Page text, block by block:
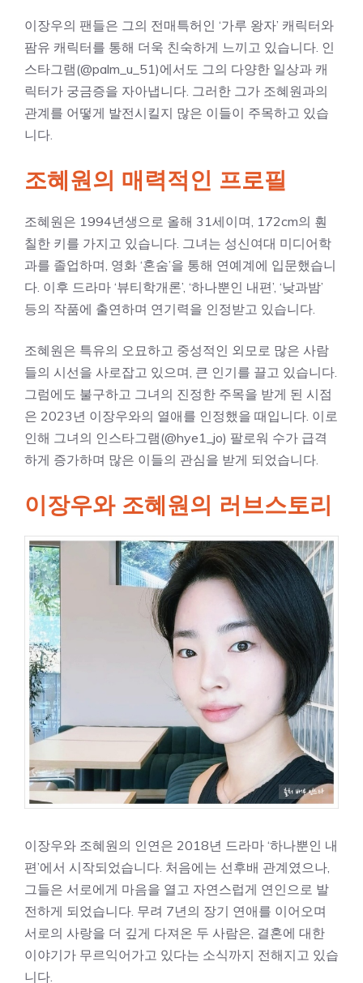
이장우의 팬들은 그의 전매특허인 ‘가루 왕자’ 캐릭터와
팜유 캐릭터를 통해 더욱 친숙하게 느끼고 있습니다. 인
스타그램(@palm_u_51)에서도 그의 다양한 일상과 캐
릭터가 궁금증을 자아냅니다. 그러한 그가 조혜원과의
관계를 어떻게 발전시킬지 많은 이들이 주목하고 있습
니다.
조혜원의 매력적인 프로필
조혜원은 1994년생으로 올해 31세이며, 172cm의 훤
칠한 키를 가지고 있습니다. 그녀는 성신여대 미디어학
과를 졸업하며, 영화 ‘혼숨’을 통해 연예계에 입문했습니
다. 이후 드라마 ‘뷰티학개론’, ‘하나뿐인 내편’, ‘낮과밤’
등의 작품에 출연하며 연기력을 인정받고 있습니다.
조혜원은 특유의 오묘하고 중성적인 외모로 많은 사람
들의 시선을 사로잡고 있으며, 큰 인기를 끌고 있습니다.
그럼에도 불구하고 그녀의 진정한 주목을 받게 된 시점
은 2023년 이장우와의 열애를 인정했을 때입니다. 이로
인해 그녀의 인스타그램(@hye1_jo) 팔로워 수가 급격
하게 증가하며 많은 이들의 관심을 받게 되었습니다.
이장우와 조혜원의 러브스토리
이장우와 조혜원의 인연은 2018년 드라마 ‘하나뿐인 내
편’에서 시작되었습니다. 처음에는 선후배 관계였으나,
그들은 서로에게 마음을 열고 자연스럽게 연인으로 발
전하게 되었습니다. 무려 7년의 장기 연애를 이어오며
서로의 사랑을 더 깊게 다져온 두 사람은, 결혼에 대한
이야기가 무르익어가고 있다는 소식까지 전해지고 있습
니다.